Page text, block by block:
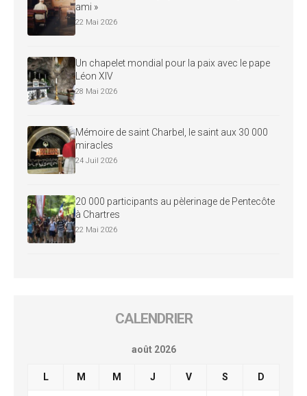
ami »
22 Mai 2026
Un chapelet mondial pour la paix avec le pape
Léon XIV
28 Mai 2026
Mémoire de saint Charbel, le saint aux 30 000
miracles
24 Juil 2026
20 000 participants au pèlerinage de Pentecôte
à Chartres
22 Mai 2026
CALENDRIER
août 2026
L M M J V S D